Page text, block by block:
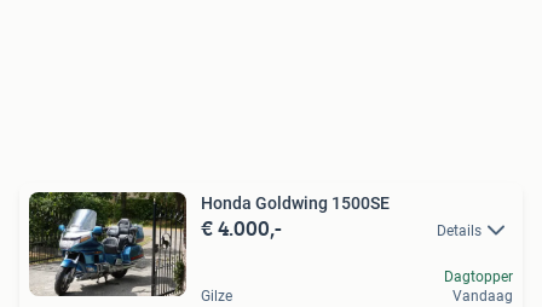
Honda Goldwing 1500SE
€ 4.000,- Details
Gilze
Dagtopper
Vandaag